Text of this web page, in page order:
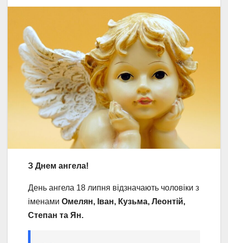
З Днем ангела!
День ангела 18 липня відзначають чоловіки з
іменами Омелян, Іван, Кузьма, Леонтій,
Степан та Ян.